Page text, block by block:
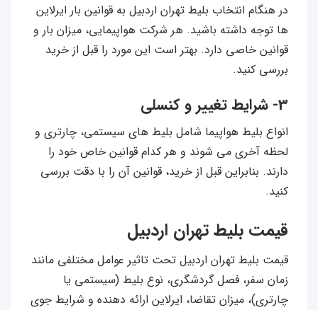
در هنگام انتخاب بلیط تهران اردبیل به قوانین بار ایرلاین
ها توجه داشته باشید. هر شرکت هواپیمایی، میزان بار و
قوانین خاصی دارد. بهتر است این مورد را قبل از خرید
بررسی کنید.
3- شرایط تغییر و کنسلی
انواع بلیط هواپیما شامل بلیط های سیستمی، چارتری و
لحظه آخری می شوند و هر کدام قوانین خاص خود را
دارند. بنابراین قبل از خرید، قوانین آن را با دقت بررسی
کنید.
قیمت بلیط تهران اردبیل
قیمت بلیط تهران اردبیل تحت تاثیر عوامل مختلفی مانند
زمان سفر، فصل گردشگری، نوع بلیط (سیستمی یا
چارتری)، میزان تقاضا، ایرلاین ارائه‌ دهنده و شرایط جوی